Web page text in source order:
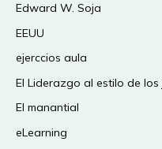
Edward W. Soja
EEUU
ejerccios aula
El Liderazgo al estilo de
El manantial
eLearning